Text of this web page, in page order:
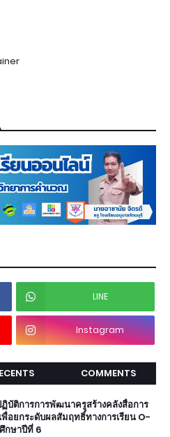
LINE
Instagram
COMMENTS
ฏิบัติการการพัฒนาครูสร้างคลังสื่อการ
อยกระดับผลสัมฤทธิ์ทางการเรียน O-
กษาปีที่ 6